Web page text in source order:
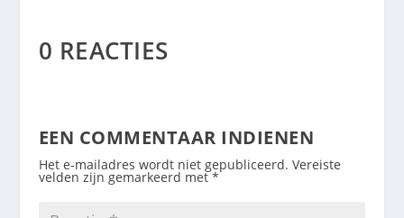
0 REACTIES
EEN COMMENTAAR INDIENEN
Het e-mailadres wordt niet gepubliceerd. Vereiste
velden zijn gemarkeerd met*